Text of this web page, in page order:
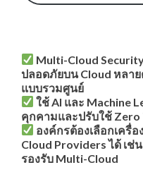
Multi-Cloud
ปลอดภัยบน Cloud หลา
แบบรวมศูนย์
ใช้ AI และ Machine
คุกคามและปรับใช้ Zero
องค์กรต้องเลือกเครื่
Cloud Providers ได้ เช่
รองรับ Multi-Cloud